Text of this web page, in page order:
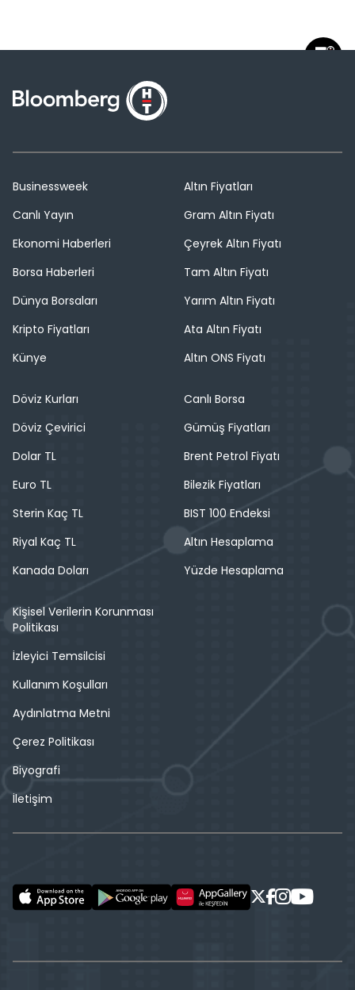
Businessweek
Canlı Yayın
Ekonomi Haberleri
Borsa Haberleri
Dünya Borsaları
Kripto Fiyatları
Künye
Altın Fiyatları
Gram Altın Fiyatı
Çeyrek Altın Fiyatı
Tam Altın Fiyatı
Yarım Altın Fiyatı
Ata Altın Fiyatı
Altın ONS Fiyatı
Döviz Kurları
Döviz Çevirici
Dolar TL
Euro TL
Sterin Kaç TL
Riyal Kaç TL
Kanada Doları
Canlı Borsa
Gümüş Fiyatları
Brent Petrol Fiyatı
Bilezik Fiyatları
BIST 100 Endeksi
Altın Hesaplama
Yüzde Hesaplama
Kişisel Verilerin Korunması
Politikası
İzleyici Temsilcisi
Kullanım Koşulları
Aydınlatma Metni
Çerez Politikası
Biyografi
İletişim